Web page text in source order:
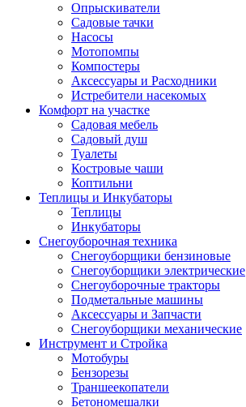
Опрыскиватели
Садовые тачки
Насосы
Мотопомпы
Компостеры
Аксессуары и Расходники
Истребители насекомых
Комфорт на участке
Садовая мебель
Садовый душ
Туалеты
Костровые чаши
Коптильни
Теплицы и Инкубаторы
Теплицы
Инкубаторы
Снегоуборочная техника
Снегоуборщики бензиновые
Снегоуборщики электрические
Снегоуборочные тракторы
Подметальные машины
Аксессуары и Запчасти
Снегоуборщики механические
Инструмент и Стройка
Мотобуры
Бензорезы
Траншеекопатели
Бетономешалки